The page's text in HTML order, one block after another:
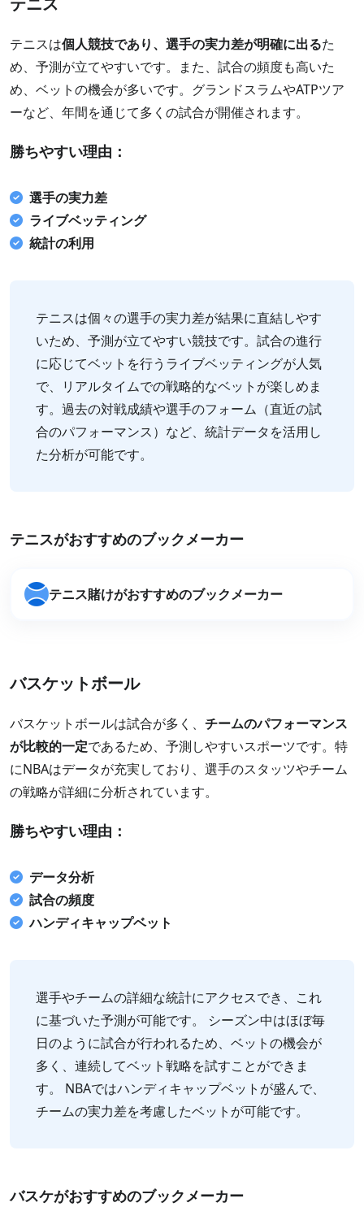
テニスは個人競技であり、選手の実力差が明確に出るた
め、予測が立てやすいです。また、試合の頻度も高いた
め、ベットの機会が多いです。グランドスラムやATPツア
ーなど、年間を通じて多くの試合が開催されます。
勝ちやすい理由：
選手の実力差
ライブベッティング
統計の利用
テニスは個々の選手の実力差が結果に直結しやす
いため、予測が立てやすい競技です。試合の進行
に応じてベットを行うライブベッティングが人気
で、リアルタイムでの戦略的なベットが楽しめま
す。過去の対戦成績や選手のフォーム（直近の試
合のパフォーマンス）など、統計データを活用し
た分析が可能です。
テニスがおすすめのブックメーカー
テニス賭けがおすすめのブックメーカー
バスケットボール
バスケットボールは試合が多く、 チームのパフォーマンス
が比較的一定であるため、予測しやすいスポーツです。特
にNBAはデータが充実しており、選手のスタッツやチーム
の戦略が詳細に分析されています。
勝ちやすい理由：
データ分析
試合の頻度
ハンディキャップベット
選手やチームの詳細な統計にアクセスでき、これ
に基づいた予測が可能です。 シーズン中はほぼ毎
日のように試合が行われるため、ベットの機会が
多く、連続してベット戦略を試すことができま
す。 NBAではハンディキャップベットが盛んで、
チームの実力差を考慮したベットが可能です。
バスケがおすすめのブックメーカー